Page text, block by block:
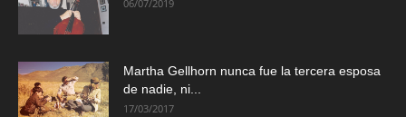
06/07/2019
Martha Gellhorn nunca fue la tercera esposa
de nadie, ni...
17/03/2017